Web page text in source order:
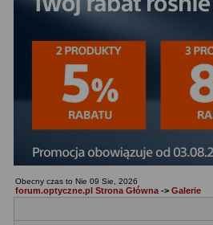
Obecny czas to Nie 09 Sie, 2026
forum.optyczne.pl Strona Główna -> Galerie